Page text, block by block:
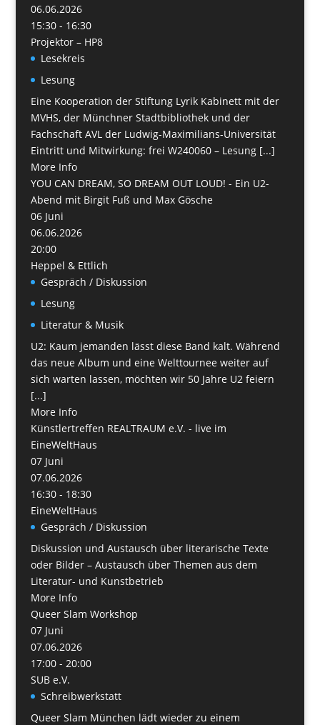
06.06.2026
15:30 - 16:30
Projektor – HP8
Lesekreis
Lesung
Eine Kooperation der Stiftung Lyrik Kabinett mit der
MVHS, der Münchner Stadtbibliothek und der
Fachschaft AVL der Ludwig-Maximilians-Universität
Eintritt und Mitwirkung: frei W240060 – Lesung [...]
More Info
YOU CAN DREAM, SO DREAM OUT LOUD! - Ein U2-
Abend mit Birgit Fuß und Max Gösche
06 Juni
06.06.2026
20:00
Heppel & Ettlich
Gespräch / Diskussion
Lesung
Literatur & Musik
U2: Kaum jemanden lässt diese Band kalt. Während
das neue Album und eine Welttournee weiter auf
sich warten lassen, möchten wir 50 Jahre U2 feiern
[...]
More Info
Künstlertreffen REALTRAUM e.V. - live im
EineWeltHaus
07 Juni
07.06.2026
16:30 - 18:30
EineWeltHaus
Gespräch / Diskussion
Diskussion und Austausch über literarische Texte
oder Bilder – Austausch über Themen aus dem
Literatur- und Kunstbetrieb
More Info
Queer Slam Workshop
07 Juni
07.06.2026
17:00 - 20:00
SUB e.V.
Schreibwerkstatt
Queer Slam München lädt wieder zu einem